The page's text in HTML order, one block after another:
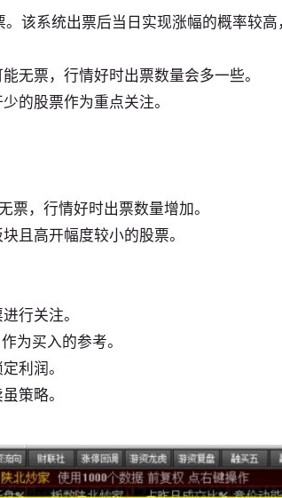
该系统出票后当日实现涨幅的概率较
无票，行情好时出票数量会多一些。
的股票作为重点关注。
，行情好时出票数量增加。
且高开幅度较小的股票。
行关注。
为买入的参考。
利润。
策略。